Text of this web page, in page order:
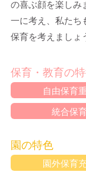
の喜ぶ顔を楽し
一に考え、私たち
保育を考えましょ
保育・教育の
自由保育
統合保育
園の特色
園外保育